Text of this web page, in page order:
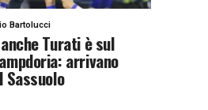
Bartolucci
Turati è sul
arrivano
Sassuolo